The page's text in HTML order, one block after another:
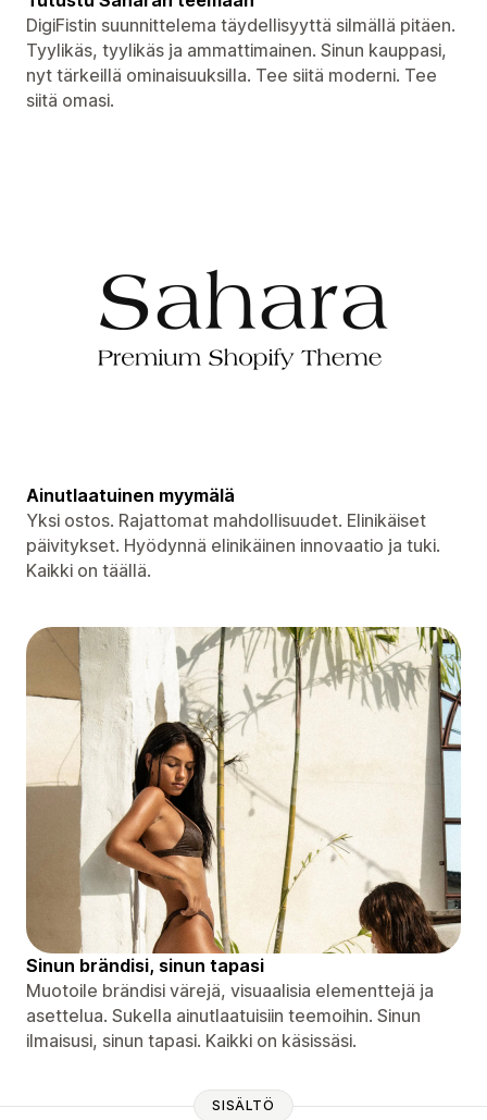
DigiFistin suunnittelema täydellisyyttä silmällä pitäen.
Tyylikäs, tyylikäs ja ammattimainen. Sinun kauppasi,
nyt tärkeillä ominaisuuksilla. Tee siitä moderni. Tee
siitä omasi.
Ainutlaatuinen myymälä
Yksi ostos. Rajattomat mahdollisuudet. Elinikäiset
päivitykset. Hyödynnä elinikäinen innovaatio ja tuki.
Kaikki on täällä.
Sinun brändisi, sinun tapasi
Muotoile brändisi värejä, visuaalisia elementtejä ja
asettelua. Sukella ainutlaatuisiin teemoihin. Sinun
ilmaisusi, sinun tapasi. Kaikki on käsissäsi.
SISÄLTÖ